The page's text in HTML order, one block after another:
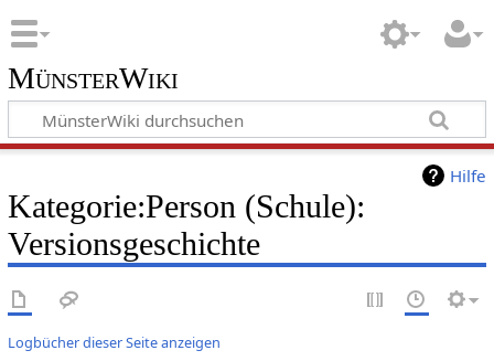
MünsterWiki
Hilfe
Kategorie:Person (Schule):
Versionsgeschichte
Logbücher dieser Seite anzeigen